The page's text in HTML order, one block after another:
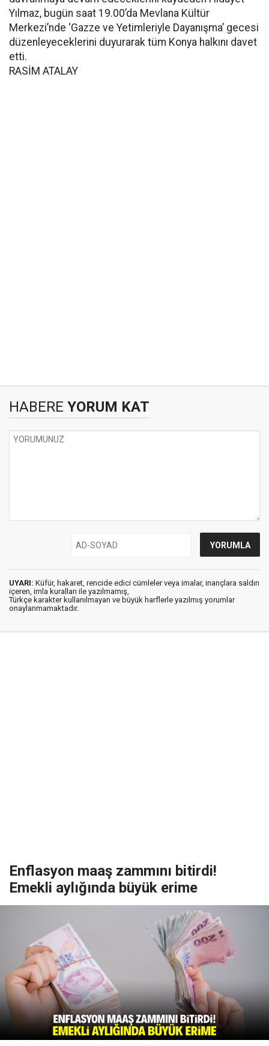
Yılmaz, bugün saat 19.00’da Mevlana Kültür
Merkezi’nde ‘Gazze ve Yetimleriyle Dayanışma’ gecesi
düzenleyeceklerini duyurarak tüm Konya halkını davet
etti.
RASİM ATALAY
HABERE YORUM KAT
UYARI: Küfür, hakaret, rencide edici cümleler veya imalar, inançlara saldırı
içeren, imla kuralları ile yazılmamış,
Türkçe karakter kullanılmayan ve büyük harflerle yazılmış yorumlar
onaylanmamaktadır.
Enflasyon maaş zammını bitirdi!
Emekli aylığında büyük erime